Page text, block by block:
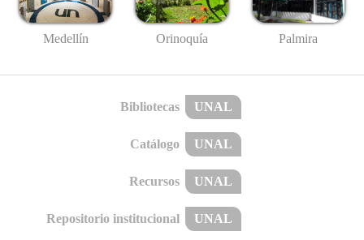
Medellín Orinoquía Palmira
Bibliotecas UNAL
Catálogo UNAL
Recursos UNAL
Repositorio institucional UNAL